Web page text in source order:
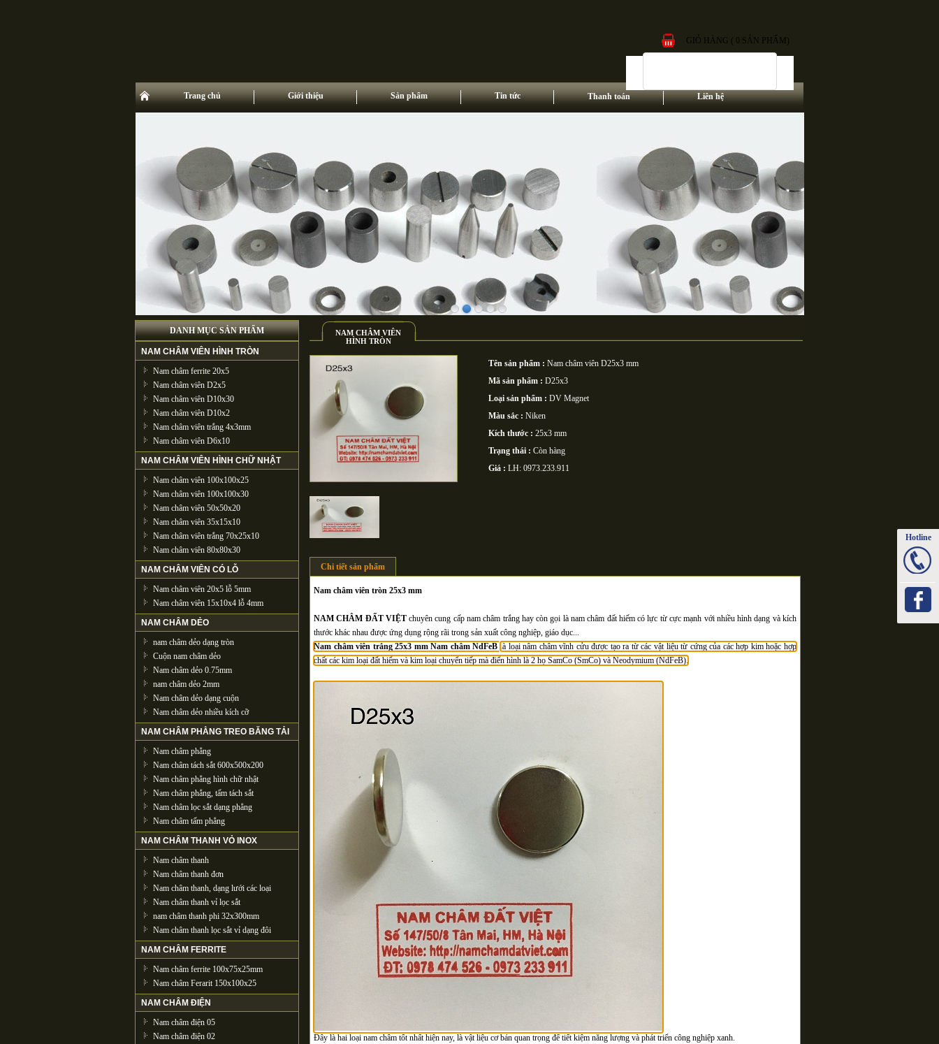
GIỎ HÀNG ( 0 SẢN PHẨM)
Trang chủ Giới thiệu Sản phẩm Tin tức Thanh toán Liên hệ
DANH MỤC SẢN PHẨM
NAM CHÂM VIÊN HÌNH TRÒN
Nam châm ferrite 20x5
Nam châm viên D2x5
Nam châm viên D10x30
Nam châm viên D10x2
Nam châm viên trắng 4x3mm
Nam châm viên D6x10
NAM CHÂM VIÊN HÌNH CHỮ NHẬT
Nam châm viên 100x100x25
Nam châm viên 100x100x30
Nam châm viên 50x50x20
Nam châm viên 35x15x10
Nam châm viên trắng 70x25x10
Nam châm viên 80x80x30
NAM CHÂM VIÊN CÓ LỖ
Nam châm viên 20x5 lỗ 5mm
Nam châm viên 15x10x4 lỗ 4mm
NAM CHÂM DẺO
nam châm dẻo dạng tròn
Cuộn nam châm dẻo
Nam châm dẻo 0.75mm
nam châm dẻo 2mm
Nam châm dẻo dạng cuộn
Nam châm dẻo nhiều kích cỡ
NAM CHÂM PHẲNG TREO BĂNG TẢI
Nam châm phẳng
Nam châm tách sắt 600x500x200
Nam châm phẳng hình chữ nhật
Nam châm phẳng, tấm tách sắt
Nam châm lọc sắt dạng phẳng
Nam châm tấm phẳng
NAM CHÂM THANH VỎ INOX
Nam châm thanh
Nam châm thanh đơn
Nam châm thanh, dạng lưới các loại
Nam châm thanh vỉ lọc sắt
nam châm thanh phi 32x300mm
Nam châm thanh lọc sắt vỉ dạng đôi
NAM CHÂM FERRITE
Nam châm ferrite 100x75x25mm
Nam châm Ferarit 150x100x25
NAM CHÂM ĐIỆN
Nam châm điện 05
Nam châm điện 02
NAM CHÂM VIÊN
HÌNH TRÒN
Tên sản phẩm : Nam châm viên D25x3 mm
Mã sản phẩm : D25x3
Loại sản phẩm : DV Magnet
Màu sắc : Niken
Kích thước : 25x3 mm
Trạng thái : Còn hàng
Giá : LH: 0973.233.911
Chi tiết sản phẩm
Nam châm viên tròn 25x3 mm
NAM CHÂM ĐẤT VIỆTchuyên cung cấp nam châm trắng hay còn gọi là nam châm đất hiếm có lực từ cực mạnh với nhiều hình dạng và kích
thước khác nhau được ứng dụng rộng rãi trong sản xuất công nghiệp, giáo dục...
Nam châm viên trắng 25x3 mmNam châm NdFeBlà loại nâm châm vĩnh cửu được tạo ra từ các vật liệu từ cứng của các hợp kim hoặc hợp
chất các kim loại đất hiếm và kim loại chuyển tiếp mà điển hình là 2 họ SamCo (SmCo) và Neodymium (NdFeB).
Đây là hai loại nam châm tốt nhất hiện nay, là vật liệu cơ bản quan trọng để tiết kiệm năng lượng và phát triển công nghiệp xanh.
Hotline
Sale 1:
Sale 2:
Sale 3:
Hotline: